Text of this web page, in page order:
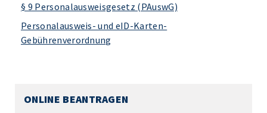
§ 9 Personalausweisgesetz (PAuswG)
Personalausweis- und eID-Karten-
Gebührenverordnung
ONLINE BEANTRAGEN